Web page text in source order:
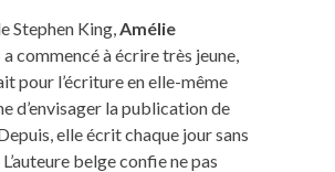
Stephen King, Amélie
a commencé à écrire très jeune,
pour l’écriture en elle-même
d’envisager la publication de
elle écrit chaque jour sans
belge confie ne pas